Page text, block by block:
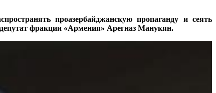
проазербайджанскую пропаганду и сеять
фракции «Армения» Арегназ Манукян.